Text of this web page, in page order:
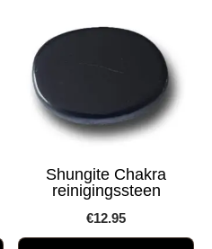
Shungite Chakra
reinigingssteen
€12.95